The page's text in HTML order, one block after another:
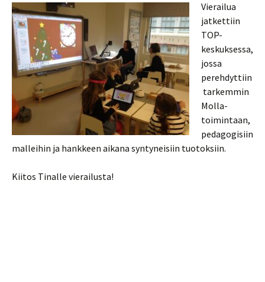
Vierailua
jatkettiin
TOP-
keskuksessa,
jossa
perehdyttiin
tarkemmin
Molla-
toimintaan,
pedagogisiin
malleihin ja hankkeen aikana syntyneisiin tuotoksiin.
Kiitos Tinalle vierailusta!